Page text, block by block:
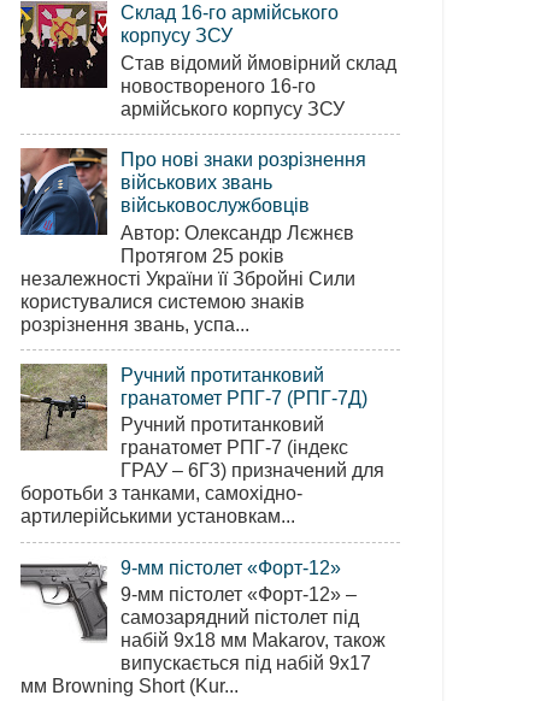
Склад 16-го армійського
корпусу ЗСУ
Став відомий ймовірний склад
новоствореного 16-го
армійського корпусу ЗСУ
Про нові знаки розрізнення
військових звань
військовослужбовців
Автор: Олександр Лєжнєв
Протягом 25 років
незалежності України її Збройні Сили
користувалися системою знаків
розрізнення звань, успа...
Ручний протитанковий
гранатомет РПГ-7 (РПГ-7Д)
Ручний протитанковий
гранатомет РПГ-7 (індекс
ГРАУ – 6Г3) призначений для
боротьби з танками, самохідно-
артилерійськими установкам...
9-мм пістолет «Форт-12»
9-мм пістолет «Форт-12» –
самозарядний пістолет під
набій 9х18 мм Makarov, також
випускається під набій 9х17
мм Browning Short (Kur...